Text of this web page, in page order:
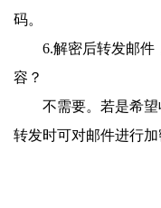
码。
6.解密后转发邮件
容？
不需要。若是希
转发时可对邮件进行加